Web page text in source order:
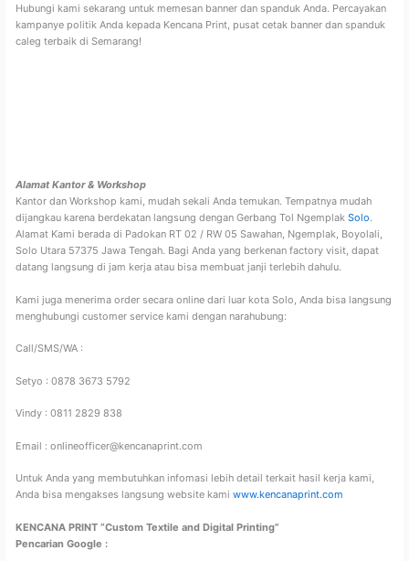
Hubungi kami sekarang untuk memesan banner dan spanduk Anda. Percayakan
kampanye politik Anda kepada Kencana Print, pusat cetak banner dan spanduk
caleg terbaik di Semarang!
Alamat Kantor & Workshop
Kantor dan Workshop kami, mudah sekali Anda temukan. Tempatnya mudah
dijangkau karena berdekatan langsung dengan Gerbang Tol Ngemplak Solo.
Alamat Kami berada di Padokan RT 02 / RW 05 Sawahan, Ngemplak, Boyolali,
Solo Utara 57375 Jawa Tengah. Bagi Anda yang berkenan factory visit, dapat
datang langsung di jam kerja atau bisa membuat janji terlebih dahulu.
Kami juga menerima order secara online dari luar kota Solo, Anda bisa langsung
menghubungi customer service kami dengan narahubung:
Call/SMS/WA :
Setyo : 0878 3673 5792
Vindy : 0811 2829 838
Email : onlineofficer@kencanaprint.com
Untuk Anda yang membutuhkan infomasi lebih detail terkait hasil kerja kami,
Anda bisa mengakses langsung website kami www.kencanaprint.com
KENCANA PRINT “Custom Textile and Digital Printing”
Pencarian Google :